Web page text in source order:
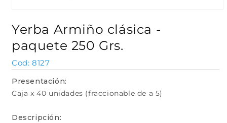
multimedia
en
una
modal
Yerba Armiño clásica -
paquete 250 Grs.
SKU:
8127
Presentación:
Caja x 40 unidades (fraccionable de a 5)
Descripción: